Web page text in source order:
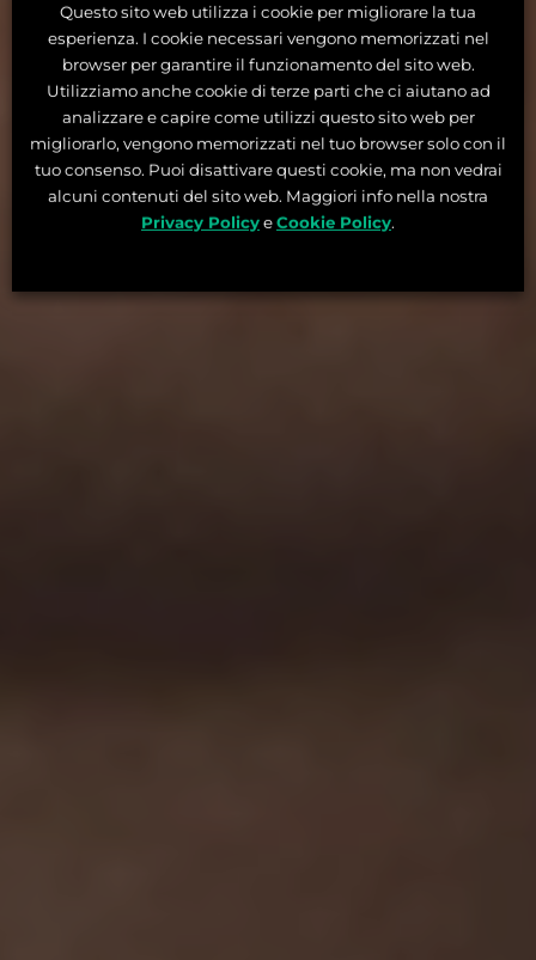
Questo sito web utilizza i cookie per migliorare la tua
esperienza. I cookie necessari vengono memorizzati nel
browser per garantire il funzionamento del sito web.
Utilizziamo anche cookie di terze parti che ci aiutano ad
analizzare e capire come utilizzi questo sito web per
migliorarlo, vengono memorizzati nel tuo browser solo con il
tuo consenso. Puoi disattivare questi cookie, ma non vedrai
alcuni contenuti del sito web. Maggiori info nella nostra
Privacy PolicyeCookie Policy.